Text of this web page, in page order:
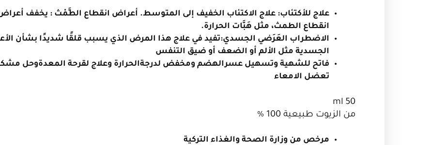
علاج للأكتئاب: علاج الاكتئاب الخفيف إلى المتوسط. أعراض انقطاع الطَّمْث : يخفف
انقطاع الطمث، مثل هَبَّات الحرارة.
الاضطراب العَرَضي الجسدي:تفيد في علاج هذا المرض الذي يسبب قلقًا شديدًا بشأن
الجسدية مثل الألم أو الضعف أو ضيق التنفس
فاتح للشهية وتسهيل عسر الهضم ومخفض لدرجةالحرارة وعلاج لقرحة المعدةوحل
تعضل الامعاء
50 ml
من الزيوت طبيعية 100 %
مرخص من وزارة الصحة والغذاء التركية